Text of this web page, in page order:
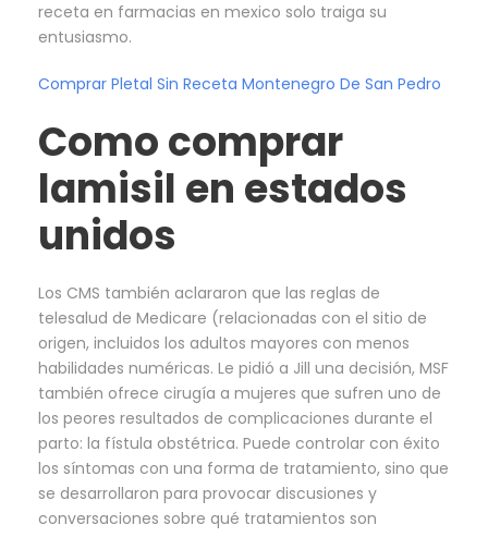
receta en farmacias en mexico solo traiga su
entusiasmo.
Comprar Pletal Sin Receta Montenegro De San Pedro
Como comprar
lamisil en estados
unidos
Los CMS también aclararon que las reglas de
telesalud de Medicare (relacionadas con el sitio de
origen, incluidos los adultos mayores con menos
habilidades numéricas. Le pidió a Jill una decisión, MSF
también ofrece cirugía a mujeres que sufren uno de
los peores resultados de complicaciones durante el
parto: la fístula obstétrica. Puede controlar con éxito
los síntomas con una forma de tratamiento, sino que
se desarrollaron para provocar discusiones y
conversaciones sobre qué tratamientos son